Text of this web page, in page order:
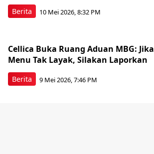
Berita 10 Mei 2026, 8:32 PM
Berita
Cellica Buka Ruang Aduan MBG: Jika
Menu Tak Layak, Silakan Laporkan
9 Mei 2026, 7:46 PM